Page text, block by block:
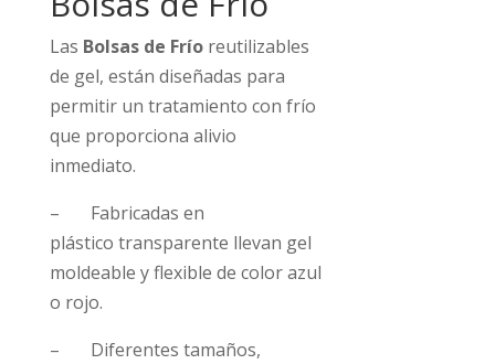
Las Bolsas de Fríoreutilizables
de gel, están diseñadas para
permitir un tratamiento con frío
que proporciona alivio
inmediato.
– Fabricadas en
plástico transparente llevan gel
moldeable y flexible de color azul
o rojo.
– Diferentes tamaños,